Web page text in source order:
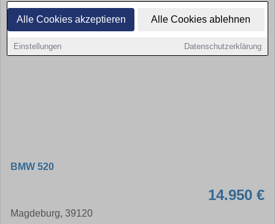
Alle Cookies akzeptieren Alle Cookies ablehnen
Einstellungen Datenschutzerklärung
BMW 520
14.950 €
Magdeburg, 39120